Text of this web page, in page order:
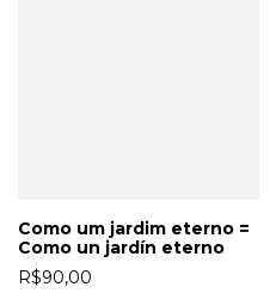
Como um jardim eterno =
Como un jardín eterno
R$90,00